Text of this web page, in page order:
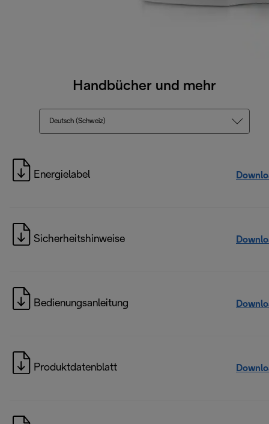
Handbücher und mehr
Deutsch (Schweiz)
Energielabel
Sicherheitshinweise
Bedienungsanleitung
Produktdatenblatt